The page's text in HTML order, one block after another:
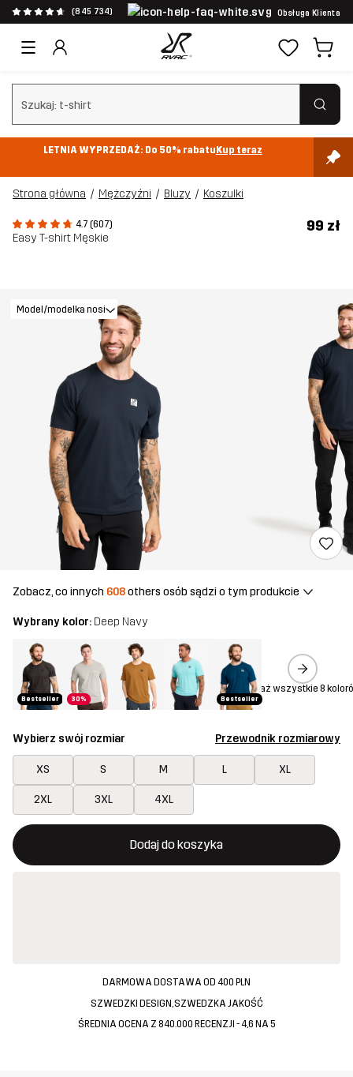
(845 734) Obsługa Klienta
Wyczyść wyszukiwanie
LETNIA WYPRZEDAŻ: Do 50% rabatuKup teraz
Strona główna Mężczyźni Bluzy Koszulki
4.7 (607)
Easy T-shirt Męskie
99 zł
Model/modelka nosi
Zobacz, co innych 608others osób sądzi o tym produkcie
Wybrany kolor: Deep Navy
Bestseller 30% Bestseller
Pokaż wszystkie 8
Wybierz swój rozmiar Przewodnik rozmiarowy
XS S M L XL
2XL 3XL 4XL
Dodaj do koszyka
Ten przycisk otworzy nowe okno, w którym można
{{size}} nie jest dostępny
DARMOWA DOSTAWA OD 400 PLN
SZWEDZKI DESIGN, SZWEDZKA JAKOŚĆ
ŚREDNIA OCENA Z 840.000 RECENZJI - 4,6 NA 5